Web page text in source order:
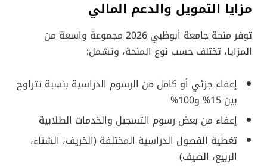
مزايا التمويل والدعم المالي
توفر منحة جامعة أبوظبي 2026 مجموعة واسعة من
المزايا، تختلف حسب نوع المنحة، وتشمل:
إعفاء جزئي أو كامل من الرسوم الدراسية بنسبة تتراوح
بين 15% و100%
إعفاء من بعض رسوم التسجيل والخدمات الطلابية
تغطية الفصول الدراسية المختلفة (الخريف، الشتاء،
الربيع، الصيف)